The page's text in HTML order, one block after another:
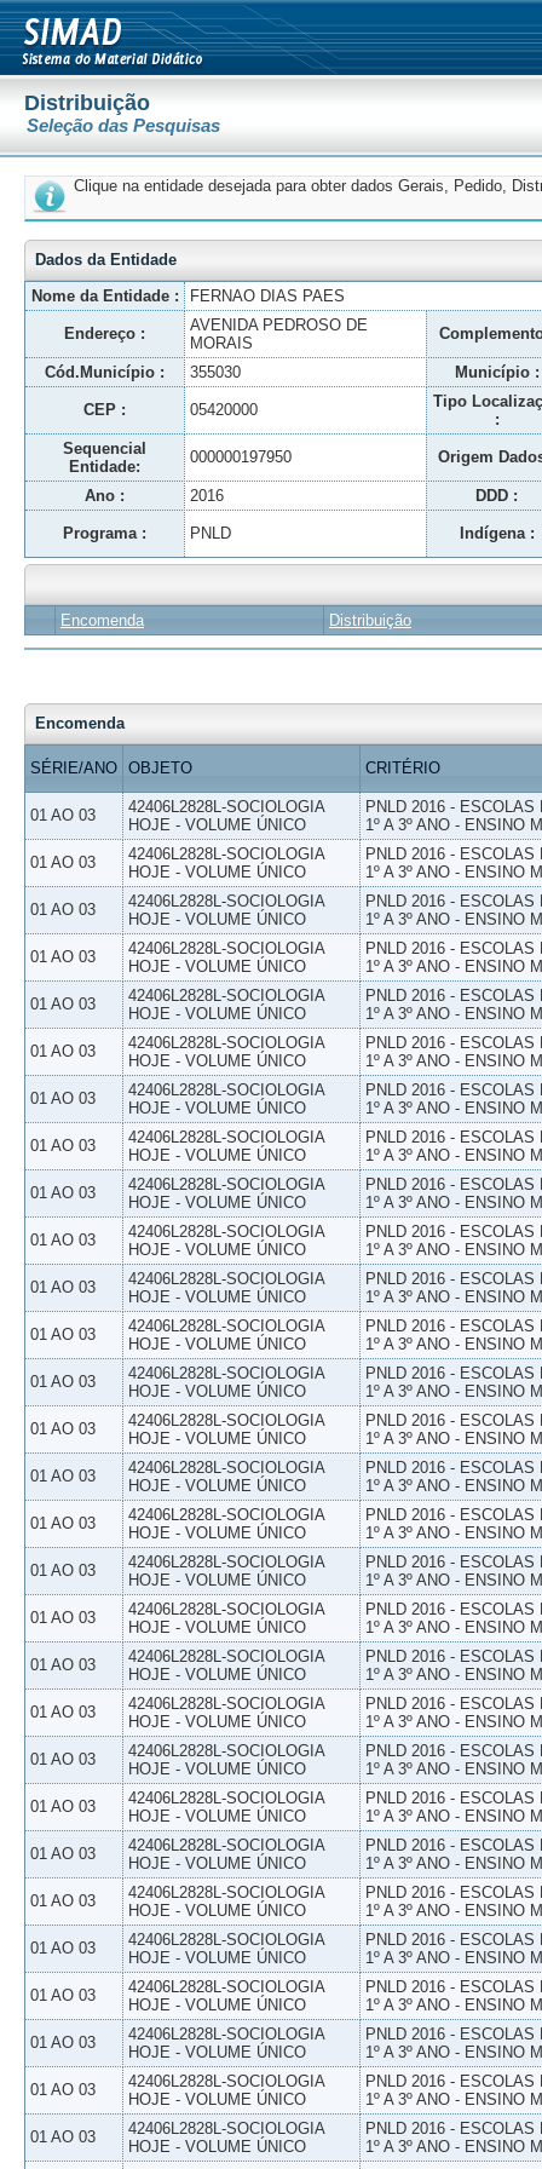
Distribuição
Seleção das Pesquisas
Clique na entidade desejada para obter dados Gerais, Pedido,
Dados da Entidade
Nome da Entidade :
FERNAO DIAS PAES
Endereço :
AVENIDA PEDROSO DE
MORAIS
Cód.Município : 355030 Município :
CEP : 05420000
Tipo
:
Sequencial
Entidade:
000000197950 Origem
Ano : 2016 DDD :
Programa : PNLD Indígena :
Encomenda Distribuição
Encomenda
SÉRIE/ANO OBJETO CRITÉRIO
01 AO 03
42406L2828L-SOCIOLOGIA
HOJE - VOLUME ÚNICO
PNLD 2016 -
1º A 3º ANO - ENSINO
01 AO 03
42406L2828L-SOCIOLOGIA
HOJE - VOLUME ÚNICO
PNLD 2016 -
1º A 3º ANO - ENSINO
01 AO 03
42406L2828L-SOCIOLOGIA
HOJE - VOLUME ÚNICO
PNLD 2016 -
1º A 3º ANO - ENSINO
01 AO 03
42406L2828L-SOCIOLOGIA
HOJE - VOLUME ÚNICO
PNLD 2016 -
1º A 3º ANO - ENSINO
01 AO 03
42406L2828L-SOCIOLOGIA
HOJE - VOLUME ÚNICO
PNLD 2016 -
1º A 3º ANO - ENSINO
01 AO 03
42406L2828L-SOCIOLOGIA
HOJE - VOLUME ÚNICO
PNLD 2016 -
1º A 3º ANO - ENSINO
01 AO 03
42406L2828L-SOCIOLOGIA
HOJE - VOLUME ÚNICO
PNLD 2016 -
1º A 3º ANO - ENSINO
01 AO 03
42406L2828L-SOCIOLOGIA
HOJE - VOLUME ÚNICO
PNLD 2016 -
1º A 3º ANO - ENSINO
01 AO 03
42406L2828L-SOCIOLOGIA
HOJE - VOLUME ÚNICO
PNLD 2016 -
1º A 3º ANO - ENSINO
01 AO 03
42406L2828L-SOCIOLOGIA
HOJE - VOLUME ÚNICO
PNLD 2016 -
1º A 3º ANO - ENSINO
01 AO 03
42406L2828L-SOCIOLOGIA
HOJE - VOLUME ÚNICO
PNLD 2016 -
1º A 3º ANO - ENSINO
01 AO 03
42406L2828L-SOCIOLOGIA
HOJE - VOLUME ÚNICO
PNLD 2016 -
1º A 3º ANO - ENSINO
01 AO 03
42406L2828L-SOCIOLOGIA
HOJE - VOLUME ÚNICO
PNLD 2016 -
1º A 3º ANO - ENSINO
01 AO 03
42406L2828L-SOCIOLOGIA
HOJE - VOLUME ÚNICO
PNLD 2016 -
1º A 3º ANO - ENSINO
01 AO 03
42406L2828L-SOCIOLOGIA
HOJE - VOLUME ÚNICO
PNLD 2016 -
1º A 3º ANO - ENSINO
01 AO 03
42406L2828L-SOCIOLOGIA
HOJE - VOLUME ÚNICO
PNLD 2016 -
1º A 3º ANO - ENSINO
01 AO 03
42406L2828L-SOCIOLOGIA
HOJE - VOLUME ÚNICO
PNLD 2016 -
1º A 3º ANO - ENSINO
01 AO 03
42406L2828L-SOCIOLOGIA
HOJE - VOLUME ÚNICO
PNLD 2016 -
1º A 3º ANO - ENSINO
01 AO 03
42406L2828L-SOCIOLOGIA
HOJE - VOLUME ÚNICO
PNLD 2016 -
1º A 3º ANO - ENSINO
01 AO 03
42406L2828L-SOCIOLOGIA
HOJE - VOLUME ÚNICO
PNLD 2016 -
1º A 3º ANO - ENSINO
01 AO 03
42406L2828L-SOCIOLOGIA
HOJE - VOLUME ÚNICO
PNLD 2016 -
1º A 3º ANO - ENSINO
01 AO 03
42406L2828L-SOCIOLOGIA
HOJE - VOLUME ÚNICO
PNLD 2016 -
1º A 3º ANO - ENSINO
01 AO 03
42406L2828L-SOCIOLOGIA
HOJE - VOLUME ÚNICO
PNLD 2016 -
1º A 3º ANO - ENSINO
01 AO 03
42406L2828L-SOCIOLOGIA
HOJE - VOLUME ÚNICO
PNLD 2016 -
1º A 3º ANO - ENSINO
01 AO 03
42406L2828L-SOCIOLOGIA
HOJE - VOLUME ÚNICO
PNLD 2016 -
1º A 3º ANO - ENSINO
01 AO 03
42406L2828L-SOCIOLOGIA
HOJE - VOLUME ÚNICO
PNLD 2016 -
1º A 3º ANO - ENSINO
01 AO 03
42406L2828L-SOCIOLOGIA
HOJE - VOLUME ÚNICO
PNLD 2016 -
1º A 3º ANO - ENSINO
01 AO 03
42406L2828L-SOCIOLOGIA
HOJE - VOLUME ÚNICO
PNLD 2016 -
1º A 3º ANO - ENSINO
01 AO 03
42406L2828L-SOCIOLOGIA
HOJE - VOLUME ÚNICO
PNLD 2016 -
1º A 3º ANO - ENSINO